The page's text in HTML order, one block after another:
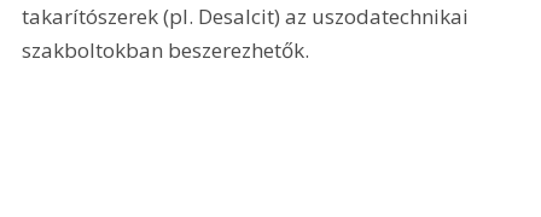
takarítószerek (pl. Desalcit) az uszodatechnikai
szakboltokban beszerezhetők.